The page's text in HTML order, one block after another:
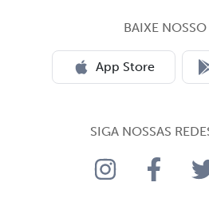
BAIXE
App Store
SIGA NOSSAS